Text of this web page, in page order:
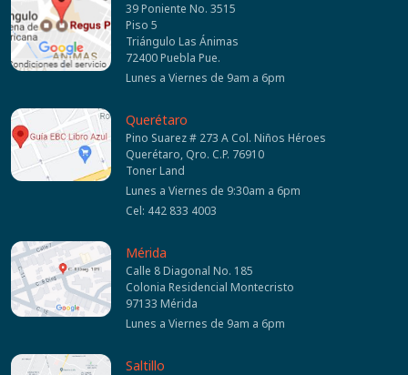
39 Poniente No. 3515
Piso 5
Triángulo Las Ánimas
72400 Puebla Pue.
Lunes a Viernes de 9am a 6pm
Querétaro
Pino Suarez # 273 A Col. Niños Héroes
Querétaro, Qro. C.P. 76910
Toner Land
Lunes a Viernes de 9:30am a 6pm
Cel: 442 833 4003
Mérida
Calle 8 Diagonal No. 185
Colonia Residencial Montecristo
97133 Mérida
Lunes a Viernes de 9am a 6pm
Saltillo